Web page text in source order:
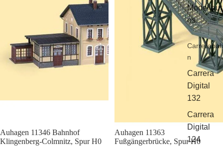
Modellaut
os
Carrerabah
n
Carrera
Digital
132
Carrera
Digital
124
Sale
Auhagen 11346 Bahnhof
Klingenberg-Colmnitz, Spur H0
Sale
Auhagen 11363
Fußgängerbrücke, Spur H0